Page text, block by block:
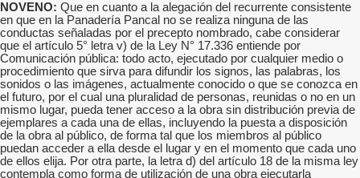
NOVENO: Que en cuanto a la alegación del recurrente consistente
en que en la Panadería Pancal no se realiza ninguna de las
conductas señaladas por el precepto nombrado, cabe considerar
que el artículo 5° letra v) de la Ley N° 17.336 entiende por
Comunicación pública: todo acto, ejecutado por cualquier medio o
procedimiento que sirva para difundir los signos, las palabras, los
sonidos o las imágenes, actualmente conocido o que se conozca en
el futuro, por el cual una pluralidad de personas, reunidas o no en un
mismo lugar, pueda tener acceso a la obra sin distribución previa de
ejemplares a cada una de ellas, incluyendo la puesta a disposición
de la obra al público, de forma tal que los miembros al público
puedan acceder a ella desde el lugar y en el momento que cada uno
de ellos elija. Por otra parte, la letra d) del artículo 18 de la misma ley
contempla como forma de utilización de una obra ejecutarla